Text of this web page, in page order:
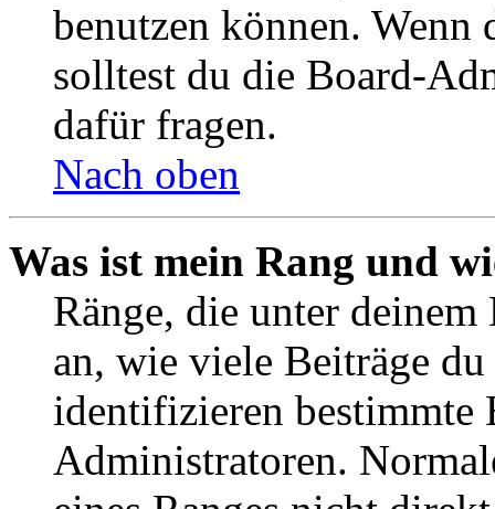
benutzen können. Wenn
solltest du die Board-
dafür fragen.
Nach oben
Was ist mein Rang und
Ränge, die unter deinem
an, wie viele Beiträge
identifizieren bestimmte
Administratoren.